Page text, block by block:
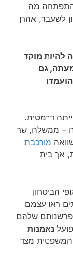
התפתחה מה
לשעבר, אהרן
להיות מוקד
גם
דרמטית.
– ממשלה, שר
מורכבת
אך בית
הביטחון
ראו עצמם
שלהם
נאמנות
מצד